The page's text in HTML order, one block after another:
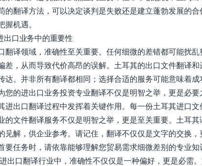
的翻译方法，可以决定谈判是失败还是建立蓬勃发展的
握机遇。
出口业务中的重要性
翻译领域，准确性至关重要。任何细微的差错都可能扰
差，从而导致代价高昂的误解。土耳其的出口文件翻译
达。并非所有翻译都相同；选择合适的服务可能意味着
您的进出口业务投资专业翻译不仅是明智之举，更是必
进出口翻译过程中发挥着关键作用。每一份土耳其进口
的文件翻译服务不仅是明智之举，更是至关重要。土耳
见解，供企业参考。请记住，翻译不仅仅是文字的交换
要任务时，请依靠能够理解您贸易需求细微差别的专业
出口翻译行业中，准确性不仅仅是一种偏好，更是必需